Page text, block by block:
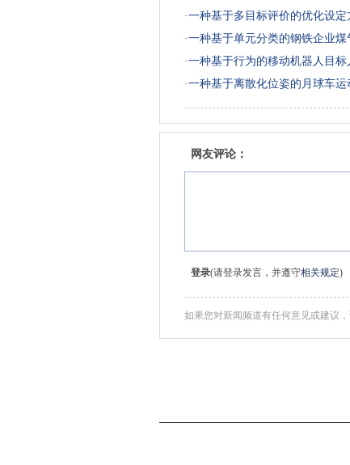
·一种基于多目标评价的优化设定
·一种基于单元分类的钢铁企业煤
·一种基于行为的移动机器人目
·一种基于离散化位姿的月球车运
网友评论：
登录(请登录发言，并遵守相关规定)
如果您对新闻频道有任何意见或建议，